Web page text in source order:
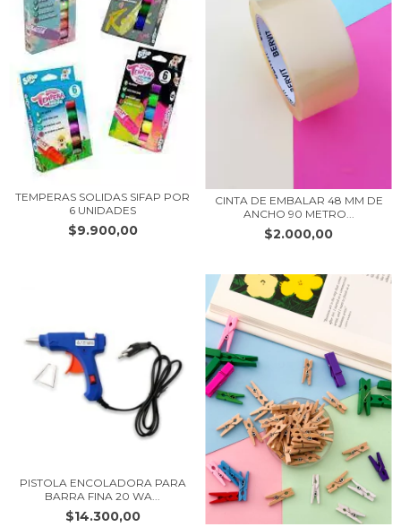
TEMPERAS SOLIDAS SIFAP POR
6 UNIDADES
$9.900,00
CINTA DE EMBALAR 48 MM DE
ANCHO 90 METRO...
$2.000,00
PISTOLA ENCOLADORA PARA
BARRA FINA 20 WA...
$14.300,00